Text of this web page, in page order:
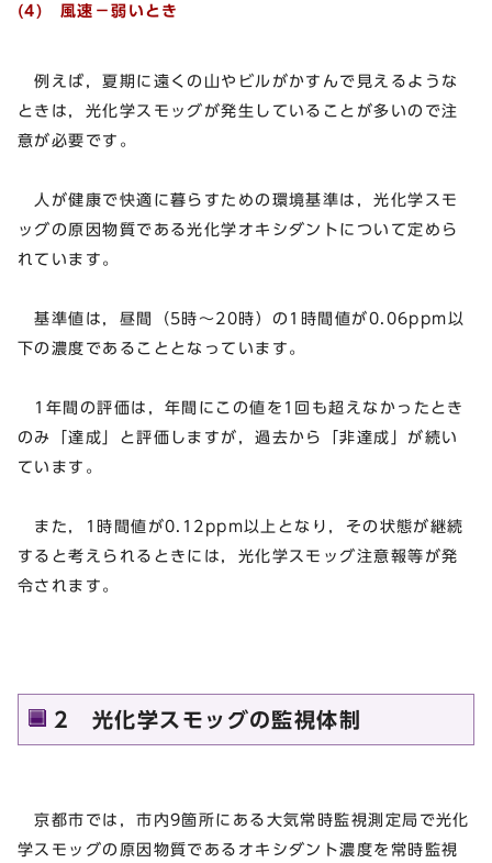
(4) 風速－弱いとき
例えば，夏期に遠くの山やビルがかすんで見えるような
ときは，光化学スモッグが発生していることが多いので注
意が必要です。
人が健康で快適に暮らすための環境基準は，光化学スモ
ッグの原因物質である光化学オキシダントについて定めら
れています。
基準値は，昼間（5時～20時）の1時間値が0.06ppm以
下の濃度であることとなっています。
1年間の評価は，年間にこの値を1回も超えなかったとき
のみ「達成」と評価しますが，過去から「非達成」が続い
ています。
また，1時間値が0.12ppm以上となり，その状態が継続
すると考えられるときには，光化学スモッグ注意報等が発
令されます。
2 光化学スモッグの監視体制
京都市では，市内9箇所にある大気常時監視測定局で光化
学スモッグの原因物質であるオキシダント濃度を常時監視